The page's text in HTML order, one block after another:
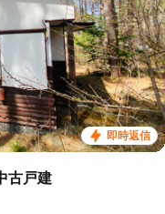
即時返信
古戸建